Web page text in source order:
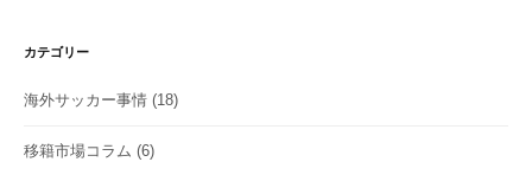
カテゴリー
海外サッカー事情 (18)
移籍市場コラム (6)